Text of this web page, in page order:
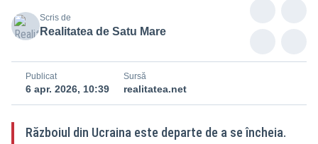
Scris de
Realitatea de Satu Mare
Publicat
6 apr. 2026, 10:39
Sursă
realitatea.net
Războiul din Ucraina este departe de a se încheia.